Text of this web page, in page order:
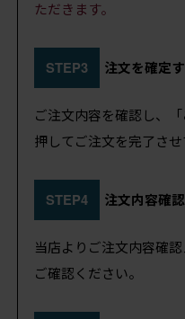
ただきます。
STEP3 注文を確定
ご注文内容を確認し、
押してご注文を完了させ
STEP4 注文内容確
当店よりご注文内容確
ご確認ください。